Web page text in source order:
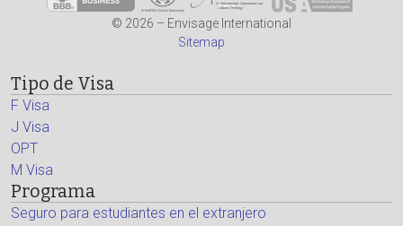
© 2026 – Envisage International
Sitemap
Tipo de Visa
F Visa
J Visa
OPT
M Visa
Programa
Seguro para estudiantes en el extranjero